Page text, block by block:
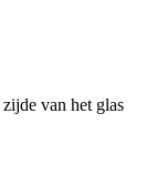
van het glas